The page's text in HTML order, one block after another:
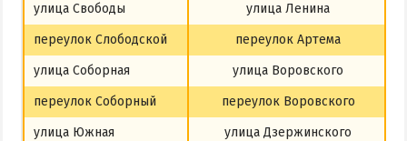
улица Свободы
улица Ленина
переулок Слободской
переулок Артема
улица Соборная
улица Воровского
переулок Соборный
переулок Воровского
улица Южная
улица Дзержинского